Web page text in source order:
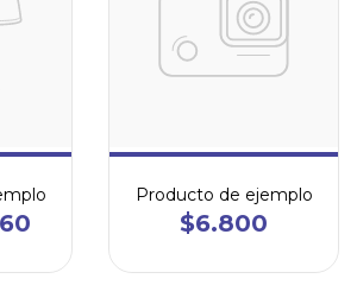
Producto de ejemplo
$6.800